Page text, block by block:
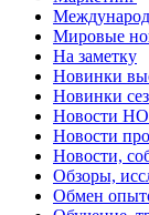
Мировые
На заметку
Новинки
Новинки
Новости
Новости
Новости,
Обзоры,
Обмен